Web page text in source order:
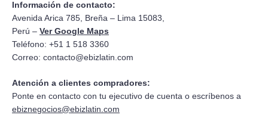
Información de contacto:
Avenida Arica 785, Breña – Lima 15083,
Perú – Ver Google Maps
Teléfono: +51 1 518 3360
Correo: contacto@ebizlatin.com
Atención a clientes compradores:
Ponte en contacto con tu ejecutivo de cuenta o escríbenos a
ebiznegocios@ebizlatin.com